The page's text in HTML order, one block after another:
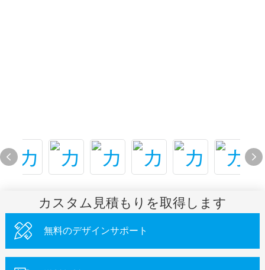
カスタム見積もりを取得します
無料のデザインサポート